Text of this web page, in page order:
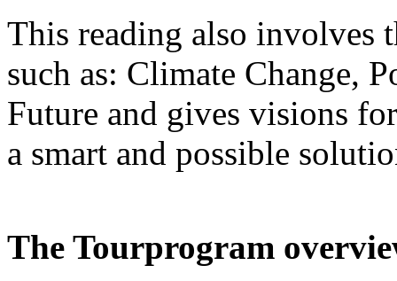
This reading also involves
such as: Climate Change,
Future and gives visions
a smart and possible
The Tourprogram